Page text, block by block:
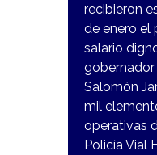
recibieron
de enero el
salario
gobernador
Salomón
mil
operativas
Policía Vial